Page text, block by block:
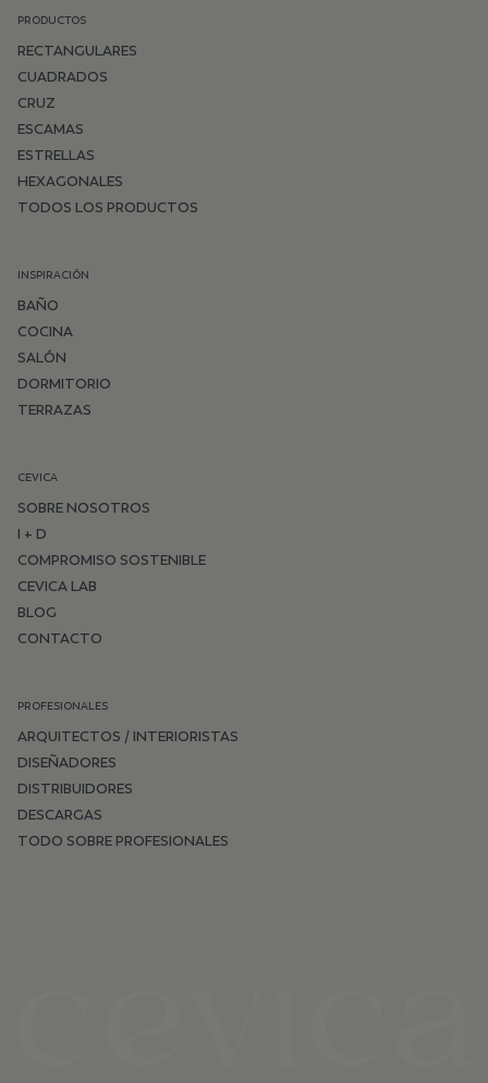
PRODUCTOS
RECTANGULARES
CUADRADOS
CRUZ
ESCAMAS
ESTRELLAS
HEXAGONALES
TODOS LOS PRODUCTOS
INSPIRACIÓN
BAÑO
COCINA
SALÓN
DORMITORIO
TERRAZAS
CEVICA
SOBRE NOSOTROS
I + D
COMPROMISO SOSTENIBLE
CEVICA LAB
BLOG
CONTACTO
PROFESIONALES
ARQUITECTOS / INTERIORISTAS
DISEÑADORES
DISTRIBUIDORES
DESCARGAS
TODO SOBRE PROFESIONALES